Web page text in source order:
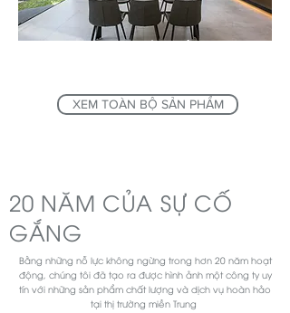
XEM TOÀN BỘ SẢN PHẨM
20 NĂM CỦA SỰ CỐ
GẮNG
Bằng những nỗ lực không ngừng trong hơn 20 năm hoạt
động, chúng tôi đã tạo ra được hình ảnh một công ty uy
tín với những sản phẩm chất lượng và dịch vụ hoàn hảo
tại thị trường miền Trung